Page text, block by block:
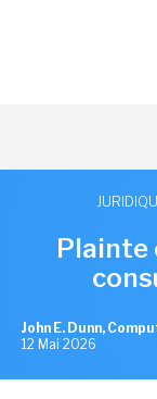
Plainte
John E. Dunn,
12 Mai 2026